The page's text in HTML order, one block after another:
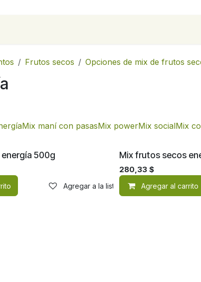
Frutos secos Opciones de mix de frutos
Mix maní con pasasMix powerMix socialMix
500g
Agregar a la lista de deseos
Mix frutos secos
280,33 $
Agregar al carrito